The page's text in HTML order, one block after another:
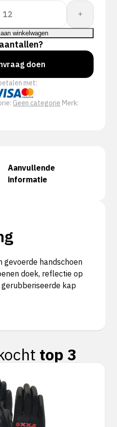
+
winkelwagen
doen
met:
Geen categorie Merk:
Aanvullende
informatie
gevoerde handschoen
doek, reflectie op
kap
top 3